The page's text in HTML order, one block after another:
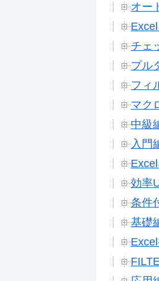
オー
チェ
プル
フィ
マク
中級
入門
効率
条件
基礎